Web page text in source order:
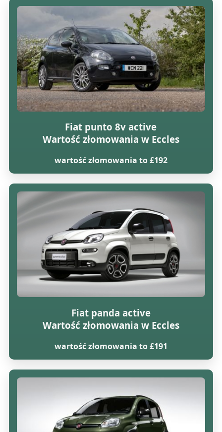
Fiat punto 8v active
Wartość złomowania w Eccles
wartość złomowania to £192
Fiat panda active
Wartość złomowania w Eccles
wartość złomowania to £191